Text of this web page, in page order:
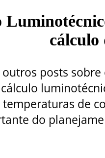
cálculo
outros posts
de
do